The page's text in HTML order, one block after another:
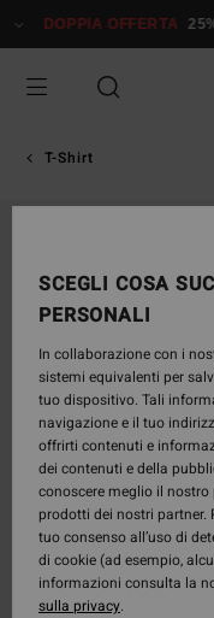
alle
prodotto
OFFERTA 25% di
T-Shirt
SCEGLI COSA
PERSONALI
In collaborazione con i
sistemi equivalenti per
tuo dispositivo. Tali
navigazione e il tuo
offrirti contenuti e
dei contenuti e della
conoscere meglio il
prodotti dei nostri
tuo consenso all’uso di
di cookie (ad esempio,
informazioni consulta la
sulla privacy.